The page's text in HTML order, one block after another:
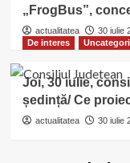
„FrogBus”,
actualitatea
30 iulie
De interes
Joi, 30 iulie,
ședință/ Ce
actualitatea 30 iulie